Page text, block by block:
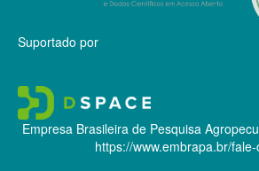
Suportado por
Empresa Brasileira de Pesquisa
https://www.embrapa.br/